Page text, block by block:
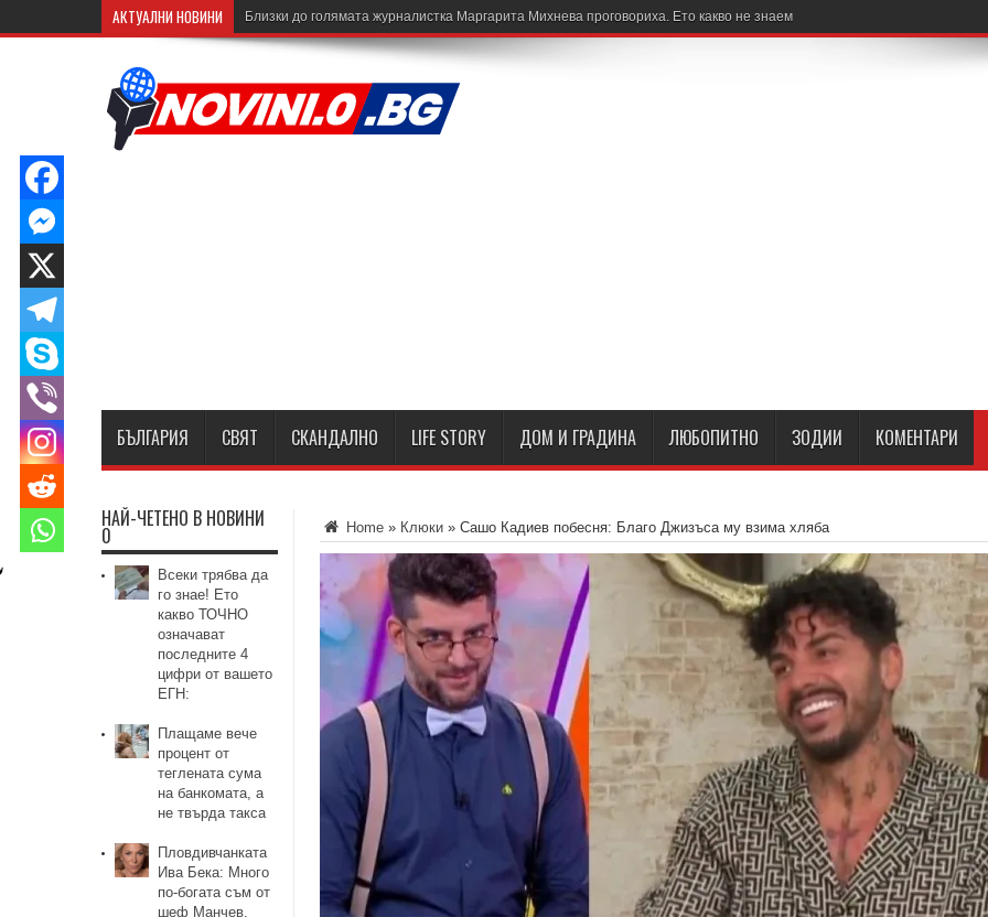
АКТУАЛНИ НОВИНИ Близки до голямата журналистка Маргарита Михнева проговориха. Ето какво не знаем
БЪЛГАРИЯ СВЯТ СКАНДАЛНО LIFE STORY ДОМ И ГРАДИНА ЛЮБОПИТНО ЗОДИИ КОМЕНТАРИ
Home » Клюки » Сашо Кадиев побесня: Благо Джизъса му взима хляба
НАЙ-ЧЕТЕНО В НОВИНИ
0
Всеки трябва да
го знае! Ето
какво ТОЧНО
означават
последните 4
цифри от вашето
ЕГН:
Плащаме вече
процент от
теглената сума
на банкомата, а
не твърда такса
Пловдивчанката
Ива Бека: Много
по-богата съм от
шеф Манчев,